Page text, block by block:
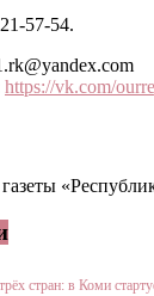
57-54.
https://vk.com/
стран: в Коми